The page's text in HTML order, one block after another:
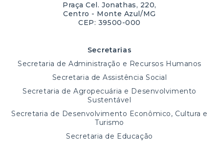
Praça Cel. Jonathas, 220,
Centro - Monte Azul/MG
CEP: 39500-000
Secretarias
Secretaria de Administração e Recursos Humanos
Secretaria de Assistência Social
Secretaria de Agropecuária e Desenvolvimento
Sustentável
Secretaria de Desenvolvimento Econômico, Cultura e
Turismo
Secretaria de Educação